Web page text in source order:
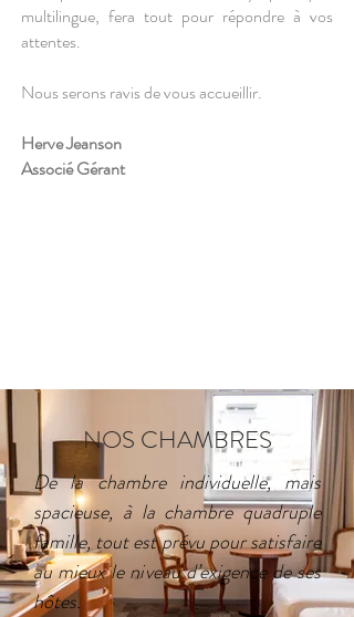
multilingue, fera tout pour répondre à vos
attentes.
Nous serons ravis de vous accueillir.
Herve Jeanson
Associé Gérant
NOS CHAMBRES
De la chambre individuelle, mais
spacieuse, à la chambre quadruple
famille, tout est prévu pour satisfaire
au mieux le niveau d’exigence de ses
hôtes.